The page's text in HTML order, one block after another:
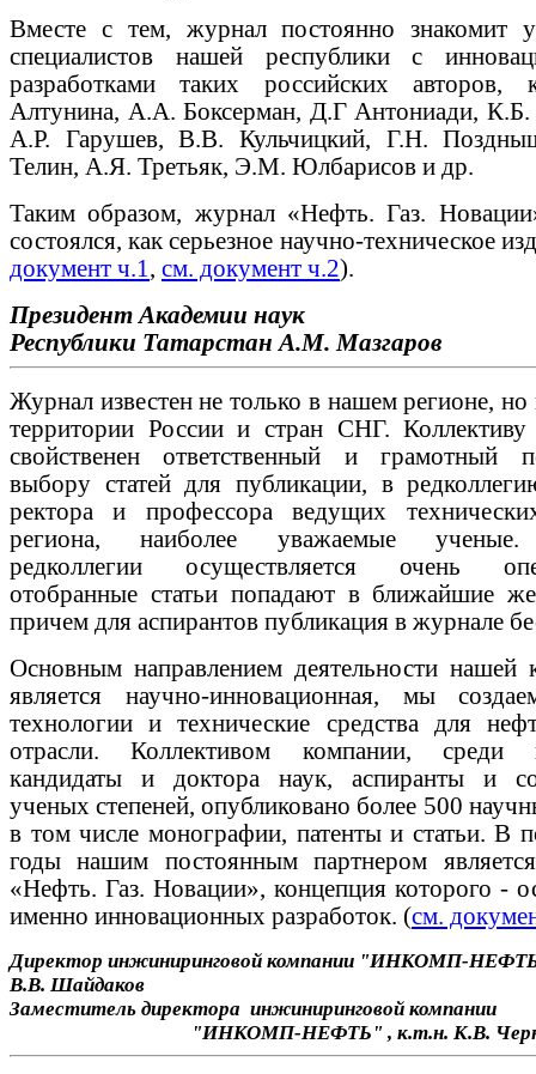
Вместе с тем, журнал постоянно знакомит
специалистов нашей республики с
разработками таких российских
Алтунина, А.А. Боксерман, Д.Г Антониади,
А.Р. Гарушев, В.В. Кульчицкий, Г.Н.
Телин, А.Я. Третьяк, Э.М. Юлбарисов и др.
Таким образом, журнал «Нефть. Газ.
состоялся, как серьезное научно-техническое
документ ч.1 , см. документ ч.2).
Президент Академии наук
Республики Татарстан А.М. Мазгаров
Журнал известен не только в нашем регионе, но
территории России и стран СНГ. Коллективу
свойственен ответственный и грамотный
выбору статей для публикации, в
ректора и профессора ведущих
региона, наиболее уважаемые ученые.
редколлегии осуществляется очень
отобранные статьи попадают в ближайшие
причем для аспирантов публикация в журнале
Основным направлением деятельности нашей
является научно-инновационная, мы
технологии и технические средства для
отрасли. Коллективом компании, среди
кандидаты и доктора наук, аспиранты и
ученых степеней, опубликовано более 500
в том числе монографии, патенты и статьи. В
годы нашим постоянным партнером
«Нефть. Газ. Новации», концепция которого -
именно инновационных разработок. (см.
Директор инжиниринговой компании "ИНКОМП-
В.В. Шайдаков
Заместитель директора инжиниринговой
"ИНКОМП-НЕФТЬ" , к.т.н. К.В.